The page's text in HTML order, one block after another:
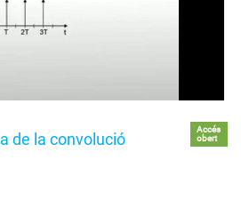
de la convolució
Accés
obert